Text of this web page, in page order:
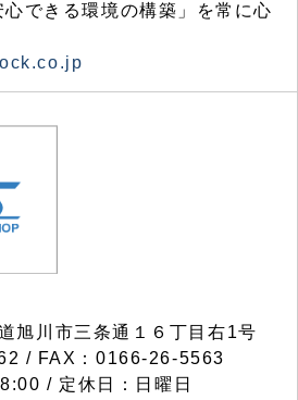
できる環境の構築」を常に心
川市三条通１６丁目右1号
/ FAX：0166-26-5563
/ 定休日：日曜日